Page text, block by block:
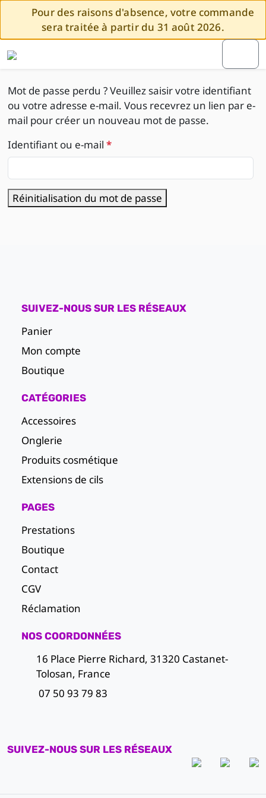
Aller au contenu
Skip to footerPour des raisons d'absence, votre commande
sera traitée à partir du 31 août 2026.
Menu
Mot de passe perdu ? Veuillez saisir votre identifiant
ou votre adresse e-mail. Vous recevrez un lien par e-
mail pour créer un nouveau mot de passe.
Identifiant ou e-mail*O
b
i
g
Réinitialisation du mot de passe
SUIVEZ-NOUS SUR LES RÉSEAUX
Panier
Mon compte
Boutique
CATÉGORIES
Accessoires
Onglerie
Produits cosmétique
Extensions de cils
PAGES
Prestations
Boutique
Contact
CGV
Réclamation
NOS COORDONNÉES
16 Place Pierre Richard, 31320 Castanet-
Tolosan, France
07 50 93 79 83
SUIVEZ-NOUS SUR LES RÉSEAUX